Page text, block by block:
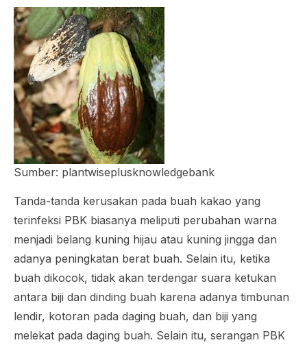
Sumber: plantwiseplusknowledgebank
Tanda-tanda kerusakan pada buah kakao yang
terinfeksi PBK biasanya meliputi perubahan warna
menjadi belang kuning hijau atau kuning jingga dan
adanya peningkatan berat buah. Selain itu, ketika
buah dikocok, tidak akan terdengar suara ketukan
antara biji dan dinding buah karena adanya timbunan
lendir, kotoran pada daging buah, dan biji yang
melekat pada daging buah. Selain itu, serangan PBK